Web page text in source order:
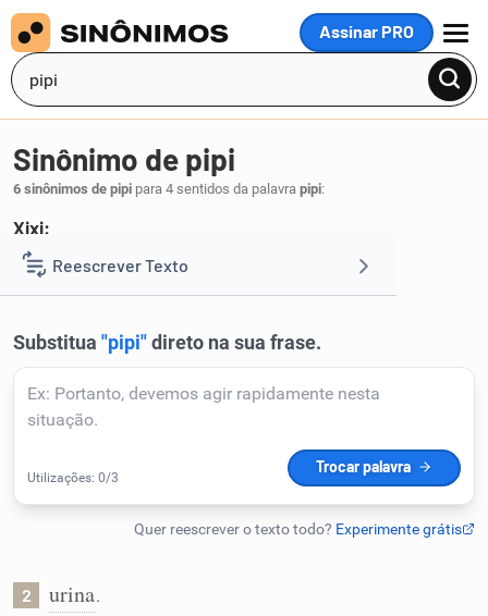
Assinar PRO
MENU
Reescrever Texto
Corrigir Texto
Humanizador de IA
Sinônimo de pipi
6 sinônimos de pipi para 4 sentidos da palavra pipi:
Xixi:
1 urina.
2 urina.